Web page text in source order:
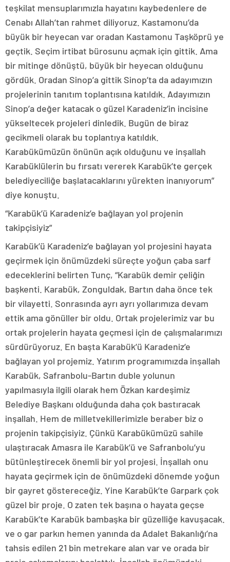
teşkilat mensuplarımızla hayatını kaybedenlere de
Cenabı Allah’tan rahmet diliyoruz. Kastamonu’da
büyük bir heyecan var oradan Kastamonu Taşköprü ye
geçtik. Seçim irtibat bürosunu açmak için gittik. Ama
bir mitinge dönüştü, büyük bir heyecan olduğunu
gördük. Oradan Sinop’a gittik Sinop’ta da adayımızın
projelerinin tanıtım toplantısına katıldık. Adayımızın
Sinop’a değer katacak o güzel Karadeniz’in incisine
yükseltecek projeleri dinledik. Bugün de biraz
gecikmeli olarak bu toplantıya katıldık.
Karabükümüzün önünün açık olduğunu ve inşallah
Karabüklülerin bu fırsatı vererek Karabük’te gerçek
belediyeciliğe başlatacaklarını yürekten inanıyorum”
diye konuştu.
“Karabük’ü Karadeniz’e bağlayan yol projenin
takipçisiyiz”
Karabük’ü Karadeniz’e bağlayan yol projesini hayata
geçirmek için önümüzdeki süreçte yoğun çaba sarf
edeceklerini belirten Tunç, “Karabük demir çeliğin
başkenti. Karabük, Zonguldak, Bartın daha önce tek
bir vilayetti. Sonrasında ayrı ayrı yollarımıza devam
ettik ama gönüller bir oldu. Ortak projelerimiz var bu
ortak projelerin hayata geçmesi için de çalışmalarımızı
sürdürüyoruz. En başta Karabük’ü Karadeniz’e
bağlayan yol projemiz. Yatırım programımızda inşallah
Karabük, Safranbolu-Bartın duble yolunun
yapılmasıyla ilgili olarak hem Özkan kardeşimiz
Belediye Başkanı olduğunda daha çok bastıracak
inşallah. Hem de milletvekillerimizle beraber biz o
projenin takipçisiyiz. Çünkü Karabükümüzü sahile
ulaştıracak Amasra ile Karabük’ü ve Safranbolu’yu
bütünleştirecek önemli bir yol projesi. İnşallah onu
hayata geçirmek için de önümüzdeki dönemde yoğun
bir gayret göstereceğiz. Yine Karabük’te Garpark çok
güzel bir proje. O zaten tek başına o hayata geçse
Karabük’te Karabük bambaşka bir güzelliğe kavuşacak.
ve o gar parkın hemen yanında da Adalet Bakanlığı’na
tahsis edilen 21 bin metrekare alan var ve orada bir